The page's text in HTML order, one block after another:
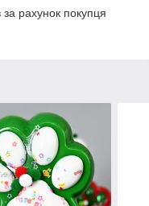
рахунок покупця